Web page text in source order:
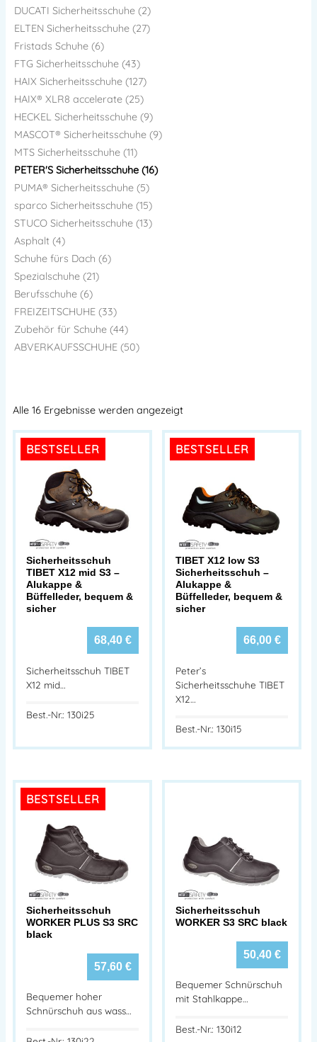
DUCATI Sicherheitsschuhe (2)
ELTEN Sicherheitsschuhe (27)
Fristads Schuhe (6)
FTG Sicherheitsschuhe (43)
HAIX Sicherheitsschuhe (127)
HAIX® XLR8 accelerate (25)
HECKEL Sicherheitsschuhe (9)
MASCOT® Sicherheitsschuhe (9)
MTS Sicherheitsschuhe (11)
PETER'S Sicherheitsschuhe (16)
PUMA® Sicherheitsschuhe (5)
sparco Sicherheitsschuhe (15)
STUCO Sicherheitsschuhe (13)
Asphalt (4)
Schuhe fürs Dach (6)
Spezialschuhe (21)
Berufsschuhe (6)
FREIZEITSCHUHE (33)
Zubehör für Schuhe (44)
ABVERKAUFSSCHUHE (50)
Alle 16 Ergebnisse werden angezeigt
BESTSELLER
Sicherheitsschuh
TIBET X12 mid S3 –
Alukappe &
Büffelleder, bequem &
sicher
68,40 €
Sicherheitsschuh TIBET
X12 mid…
Best.-Nr.: 130i25
BESTSELLER
TIBET X12 low S3
Sicherheitsschuh –
Alukappe &
Büffelleder, bequem &
sicher
66,00 €
Peter’s
Sicherheitsschuhe TIBET
X12…
Best.-Nr.: 130i15
BESTSELLER
Sicherheitsschuh
WORKER PLUS S3 SRC
black
57,60 €
Bequemer hoher
Schnürschuh aus wass…
Sicherheitsschuh
WORKER S3 SRC black
50,40 €
Bequemer Schnürschuh
mit Stahlkappe…
Best.-Nr.: 130i12